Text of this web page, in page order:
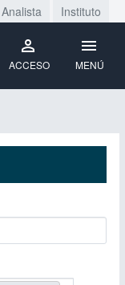
Analista Instituto
ACCESO MENÚ